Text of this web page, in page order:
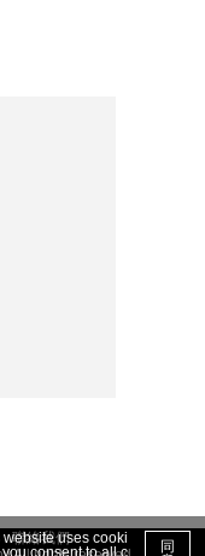
聯絡我們
同
website uses cooki
consent to all c